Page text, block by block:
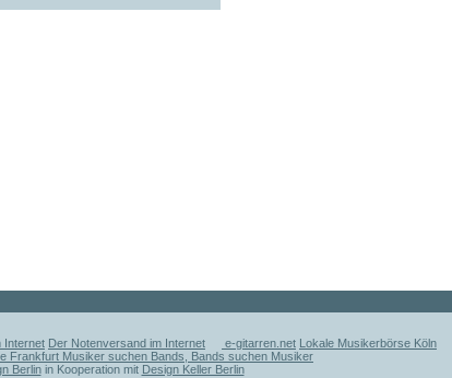
Internet Der Notenversand im Internet e-gitarren.net Lokale Musikerbörse Köln
Frankfurt Musiker suchen Bands, Bands suchen Musiker
Berlinin Kooperation mit Design Keller Berlin